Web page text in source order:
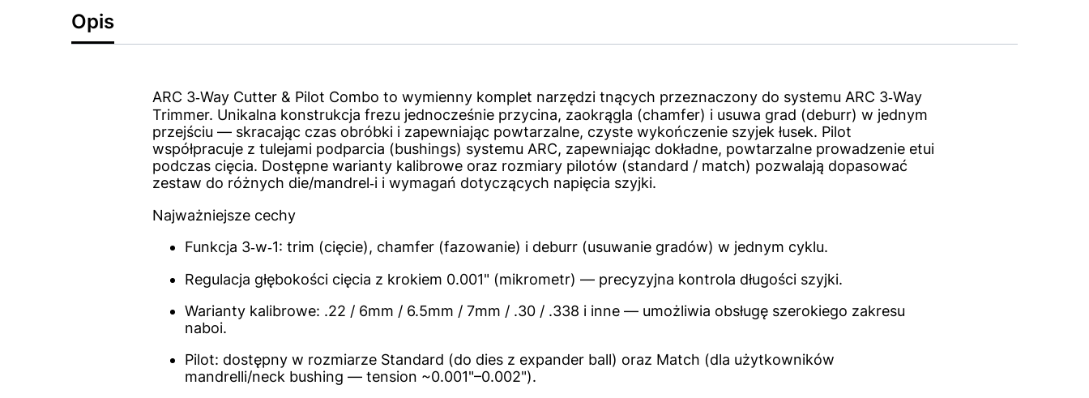
Opis
ARC 3‑Way Cutter & Pilot Combo to wymienny komplet narzędzi tnących przeznaczony do systemu ARC 3‑Way
Trimmer. Unikalna konstrukcja frezu jednocześnie przycina, zaokrągla (chamfer) i usuwa grad (deburr) w jednym
przejściu — skracając czas obróbki i zapewniając powtarzalne, czyste wykończenie szyjek łusek. Pilot
współpracuje z tulejami podparcia (bushings) systemu ARC, zapewniając dokładne, powtarzalne prowadzenie etui
podczas cięcia. Dostępne warianty kalibrowe oraz rozmiary pilotów (standard / match) pozwalają dopasować
zestaw do różnych die/mandrel‑i i wymagań dotyczących napięcia szyjki.
Najważniejsze cechy
Funkcja 3‑w‑1: trim (cięcie), chamfer (fazowanie) i deburr (usuwanie gradów) w jednym cyklu.
Regulacja głębokości cięcia z krokiem 0.001" (mikrometr) — precyzyjna kontrola długości szyjki.
Warianty kalibrowe: .22 / 6mm / 6.5mm / 7mm / .30 / .338 i inne — umożliwia obsługę szerokiego zakresu
naboi.
Pilot: dostępny w rozmiarze Standard (do dies z expander ball) oraz Match (dla użytkowników
mandrelli/neck bushing — tension ~0.001"–0.002").